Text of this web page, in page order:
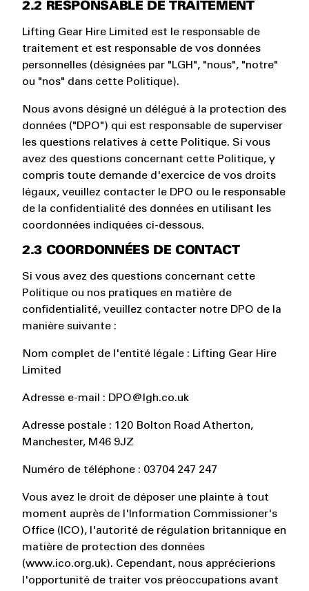
2.2 RESPONSABLE DE TRAITEMENT
Lifting Gear Hire Limited est le responsable de
traitement et est responsable de vos données
personnelles (désignées par "LGH", "nous", "notre"
ou "nos" dans cette Politique).
Nous avons désigné un délégué à la protection des
données ("DPO") qui est responsable de superviser
les questions relatives à cette Politique. Si vous
avez des questions concernant cette Politique, y
compris toute demande d'exercice de vos droits
légaux, veuillez contacter le DPO ou le responsable
de la confidentialité des données en utilisant les
coordonnées indiquées ci-dessous.
2.3 COORDONNÉES DE CONTACT
Si vous avez des questions concernant cette
Politique ou nos pratiques en matière de
confidentialité, veuillez contacter notre DPO de la
manière suivante :
Nom complet de l'entité légale : Lifting Gear Hire
Limited
Adresse e-mail : DPO@lgh.co.uk
Adresse postale : 120 Bolton Road Atherton,
Manchester, M46 9JZ
Numéro de téléphone : 03704 247 247
Vous avez le droit de déposer une plainte à tout
moment auprès de l'Information Commissioner's
Office (ICO), l'autorité de régulation britannique en
matière de protection des données
(www.ico.org.uk). Cependant, nous apprécierions
l'opportunité de traiter vos préoccupations avant